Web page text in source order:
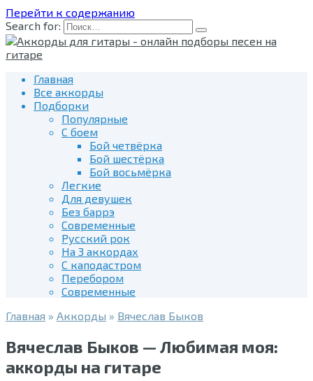
Перейти к содержанию
Search for:
Главная
Все аккорды
Подборки
Популярные
С боем
Бой четвёрка
Бой шестёрка
Бой восьмёрка
Легкие
Для девушек
Без баррэ
Современные
Русский рок
На 3 аккордах
С каподастром
Перебором
Современные
Главная » Аккорды » Вячеслав Быков
Вячеслав Быков — Любимая моя:
аккорды на гитаре